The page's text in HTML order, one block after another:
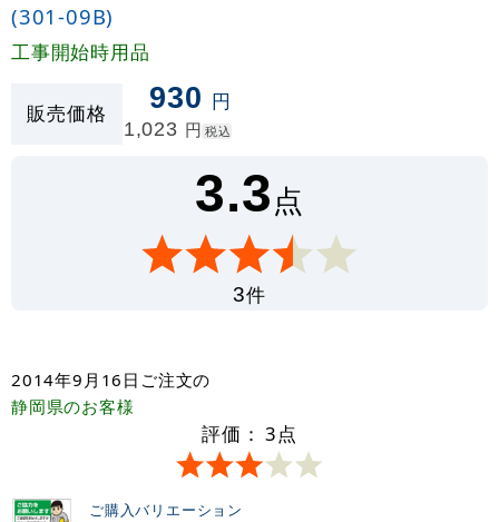
(301-09B)
工事開始時用品
販売価格 930 円
1,023 円 税込
3.3点
3件
2014年9月16日 ご注文の
静岡県のお客様
評価： 3点
ご購入バリエーション